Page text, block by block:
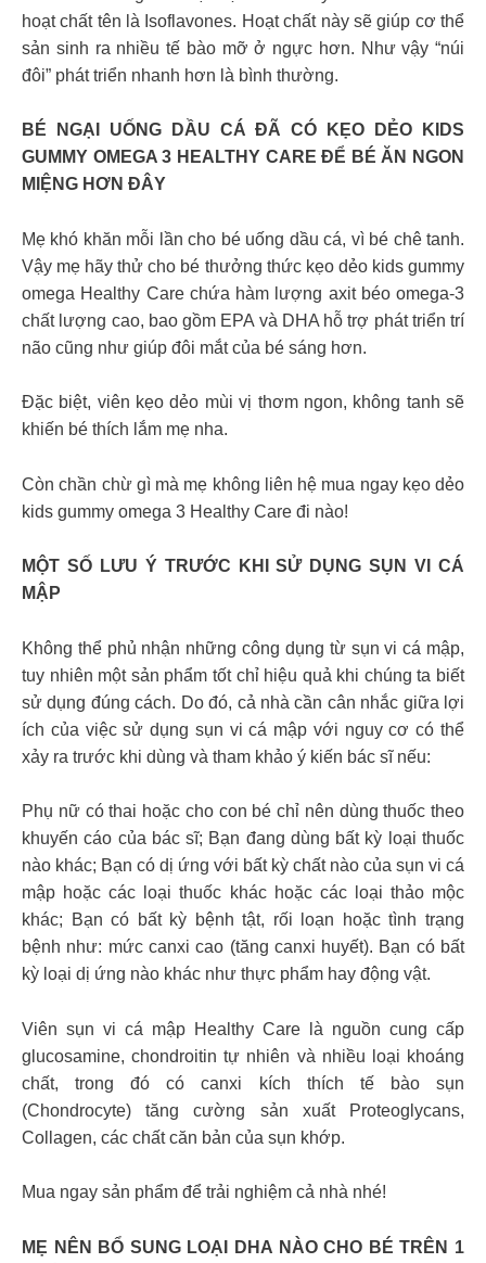
hoạt chất tên là Isoflavones. Hoạt chất này sẽ giúp cơ thể
sản sinh ra nhiều tế bào mỡ ở ngực hơn. Như vậy “núi
đôi” phát triển nhanh hơn là bình thường.
BÉ NGẠI UỐNG DẦU CÁ ĐÃ CÓ KẸO DẺO KIDS
GUMMY OMEGA 3 HEALTHY CARE ĐỂ BÉ ĂN NGON
MIỆNG HƠN ĐÂY
Mẹ khó khăn mỗi lần cho bé uống dầu cá, vì bé chê tanh.
Vậy mẹ hãy thử cho bé thưởng thức kẹo dẻo kids gummy
omega Healthy Care chứa hàm lượng axit béo omega-3
chất lượng cao, bao gồm EPA và DHA hỗ trợ phát triển trí
não cũng như giúp đôi mắt của bé sáng hơn.
Đặc biệt, viên kẹo dẻo mùi vị thơm ngon, không tanh sẽ
khiến bé thích lắm mẹ nha.
Còn chần chừ gì mà mẹ không liên hệ mua ngay kẹo dẻo
kids gummy omega 3 Healthy Care đi nào!
MỘT SỐ LƯU Ý TRƯỚC KHI SỬ DỤNG SỤN VI CÁ
MẬP
Không thể phủ nhận những công dụng từ sụn vi cá mập,
tuy nhiên một sản phẩm tốt chỉ hiệu quả khi chúng ta biết
sử dụng đúng cách. Do đó, cả nhà cần cân nhắc giữa lợi
ích của việc sử dụng sụn vi cá mập với nguy cơ có thể
xảy ra trước khi dùng và tham khảo ý kiến bác sĩ nếu:
Phụ nữ có thai hoặc cho con bé chỉ nên dùng thuốc theo
khuyến cáo của bác sĩ; Bạn đang dùng bất kỳ loại thuốc
nào khác; Bạn có dị ứng với bất kỳ chất nào của sụn vi cá
mập hoặc các loại thuốc khác hoặc các loại thảo mộc
khác; Bạn có bất kỳ bệnh tật, rối loạn hoặc tình trạng
bệnh như: mức canxi cao (tăng canxi huyết). Bạn có bất
kỳ loại dị ứng nào khác như thực phẩm hay động vật.
Viên sụn vi cá mập Healthy Care là nguồn cung cấp
glucosamine, chondroitin tự nhiên và nhiều loại khoáng
chất, trong đó có canxi kích thích tế bào sụn
(Chondrocyte) tăng cường sản xuất Proteoglycans,
Collagen, các chất căn bản của sụn khớp.
Mua ngay sản phẩm để trải nghiệm cả nhà nhé!
MẸ NÊN BỔ SUNG LOẠI DHA NÀO CHO BÉ TRÊN 1